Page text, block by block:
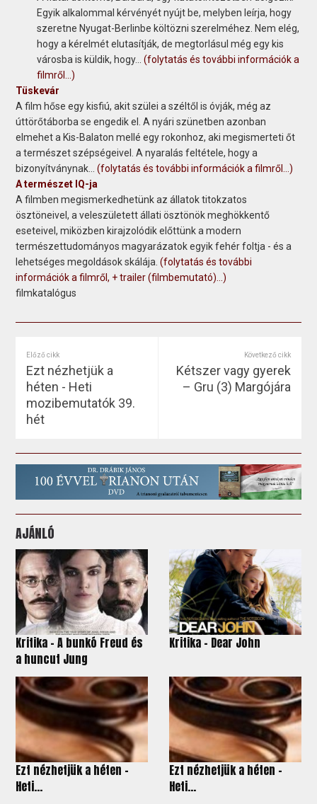
Egyik alkalommal kérvényét nyújt be, melyben leírja, hogy
szeretne Nyugat-Berlinbe költözni szerelméhez. Nem elég,
hogy a kérelmét elutasítják, de megtorlásul még egy kis
városba is küldik, hogy...(folytatás és további információk a
filmről...)
Tüskevár
A film hőse egy kisfiú, akit szülei a széltől is óvják, még az
úttörőtáborba se engedik el. A nyári szünetben azonban
elmehet a Kis-Balaton mellé egy rokonhoz, aki megismerteti őt
a természet szépségeivel. A nyaralás feltétele, hogy a
bizonyítványnak...(folytatás és további információk a filmről...)
A természet IQ-ja
A filmben megismerkedhetünk az állatok titokzatos
ösztöneivel, a veleszületett állati ösztönök meghökkentő
eseteivel, miközben kirajzolódik előttünk a modern
természettudományos magyarázatok egyik fehér foltja - és a
lehetséges megoldások skálája.(folytatás és további
információk a filmről, + trailer (filmbemutató)...)
filmkatalógus
Előző cikk
Ezt nézhetjük a
héten - Heti
mozibemutatók 39.
hét
Következő cikk
Kétszer vagy gyerek
– Gru (3) Margójára
AJÁNLÓ
Kritika - A bunkó Freud és
a huncut Jung
Kritika - Dear John
Ezt nézhetjük a héten -
Heti...
Ezt nézhetjük a héten -
Heti...